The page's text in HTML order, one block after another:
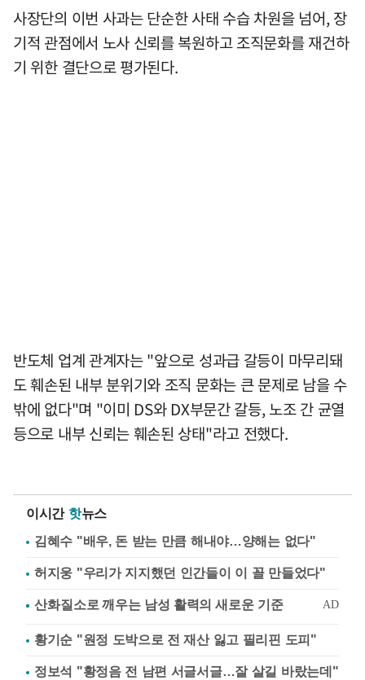
사장단의 이번 사과는 단순한 사태 수습 차원을 넘어, 장
기적 관점에서 노사 신뢰를 복원하고 조직문화를 재건하
기 위한 결단으로 평가된다.
반도체 업계 관계자는 "앞으로 성과급 갈등이 마무리돼
도 훼손된 내부 분위기와 조직 문화는 큰 문제로 남을 수
밖에 없다"며 "이미 DS와 DX부문간 갈등, 노조 간 균열
등으로 내부 신뢰는 훼손된 상태"라고 전했다.
이시간 핫뉴스
김혜수 "배우, 돈 받는 만큼 해내야…양해는 없다"
허지웅 "우리가 지지했던 인간들이 이 꼴 만들었다"
황기순 "원정 도박으로 전 재산 잃고 필리핀 도피"
정보석 "황정음 전 남편 서글서글…잘 살길 바랐는데"